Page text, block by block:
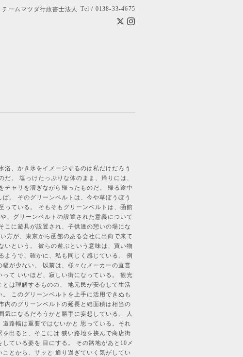
チームマツダ行政書士法人 Tel / 0138-33-4675
、かき氷をイメージするのは私だけだろう
。 塩っけたっぷりな体のまま、帰りには、
チャリを漕ぎながら帰ったものだ。 帰る途中
。 そのグリーンベルトは、今や草ぼうぼう
っている。 そもそもグリーンベルトは、函館
、グリーンベルトの設置された意義について
こに遊具が設置され、子供達の憩いの場にな
方が、東京から函館のある会社に出向で来て
いという。 彼らの遊ぶという意味は、買い物
ようで、確かに、私も同じく感じている。 例
が少ない。 以前は、様々なメーカーの直営
て いいほど、寂しい街になっている。 観光
は理解するものの、 地元民が安心して生活
このグリーンベルトを上手に活用できぬも
内のグリーンベルトの延長と総面積は相当の
気になるだろうかと勝手に妄想している。 人
路幅は重要ではないかと 思っている。それ
出ると、そこには 狭い路地を挟んで商店街
ている姿を 目にする。 その路地があと10メ
とから、サッと 通り過ぎていく気がしてい